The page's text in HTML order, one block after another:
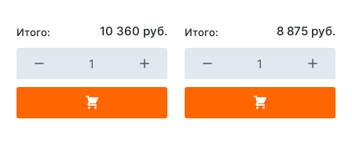
Итого: 10 360 руб. Итого: 8 875 руб.